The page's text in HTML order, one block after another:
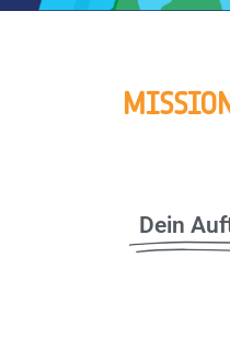
Dein